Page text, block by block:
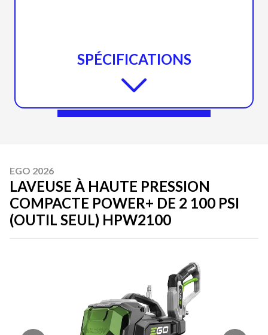
SPÉCIFICATIONS
EGO 2026
LAVEUSE À HAUTE PRESSION
COMPACTE POWER+ DE 2 100 PSI
(OUTIL SEUL) HPW2100